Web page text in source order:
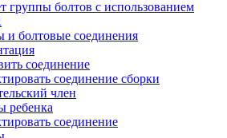
группы болтов с использованием
и болтовые соединения
соединение
соединение сборки
член
ребенка
соединение